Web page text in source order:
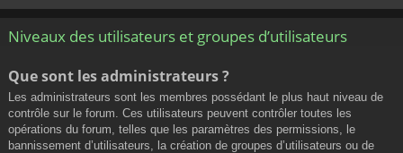
Niveaux des utilisateurs et groupes d’utilisateurs
Que sont les administrateurs ?
Les administrateurs sont les membres possédant le plus haut niveau de
contrôle sur le forum. Ces utilisateurs peuvent contrôler toutes les
opérations du forum, telles que les paramètres des permissions, le
bannissement d’utilisateurs, la création de groupes d’utilisateurs ou de